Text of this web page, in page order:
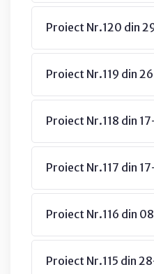
Proiect Nr.120 din
Proiect Nr.119 din
Proiect Nr.118 din
Proiect Nr.117 din
Proiect Nr.116 din
Proiect Nr.115 din